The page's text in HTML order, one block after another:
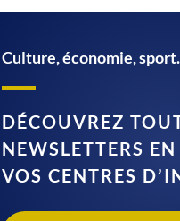
Culture, économie,
DÉCOUVREZ
NEWSLETTERS
VOS CENTRES